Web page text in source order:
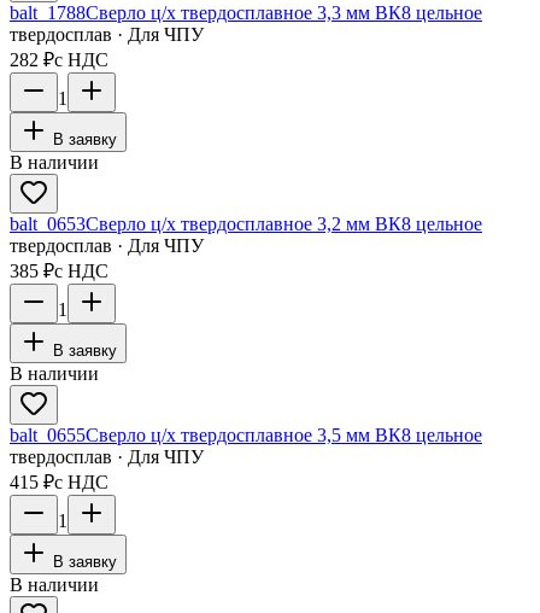
balt_1788Сверло ц/х твердосплавное 3,3 мм ВК8 цельное
твердосплав · Для ЧПУ
282 ₽с НДС
1
В заявку
В наличии
balt_0653Сверло ц/х твердосплавное 3,2 мм ВК8 цельное
твердосплав · Для ЧПУ
385 ₽с НДС
1
В заявку
В наличии
balt_0655Сверло ц/х твердосплавное 3,5 мм ВК8 цельное
твердосплав · Для ЧПУ
415 ₽с НДС
1
В заявку
В наличии